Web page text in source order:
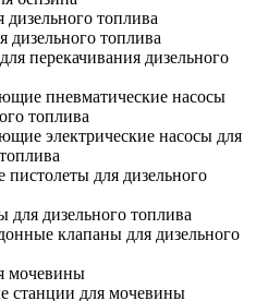
топлива
дизельного топлива
перекачивания дизельного
пневматические насосы
топлива
электрические насосы для
пистолеты для дизельного
для дизельного топлива
клапаны для дизельного
мочевины
станции для мочевины